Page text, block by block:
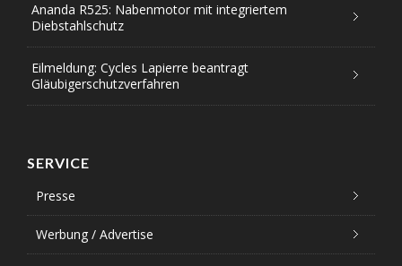
Ananda R525: Nabenmotor mit integriertem
Diebstahlschutz
Eilmeldung: Cycles Lapierre beantragt
Gläubigerschutzverfahren
SERVICE
Presse
Werbung / Advertise